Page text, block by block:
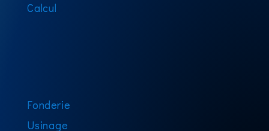
Calcul
Fonderie
Usinage